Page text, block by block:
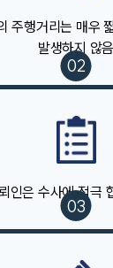
주요 업무사
사례분석/최신
법률정보
법률지식인
고객후기
업무분야
음주교통사고대응
전체
주행거리는 매우
발생하지 않음
인은 수사에 적극